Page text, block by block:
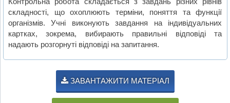
складності, що охоплюють терміни, поняття та функції
організмів. Учні виконують завдання на індивідуальних
картках, зокрема, вибирають правильні відповіді та
надають розгорнуті відповіді на запитання.
ЗАВАНТАЖИТИ МАТЕРІАЛ